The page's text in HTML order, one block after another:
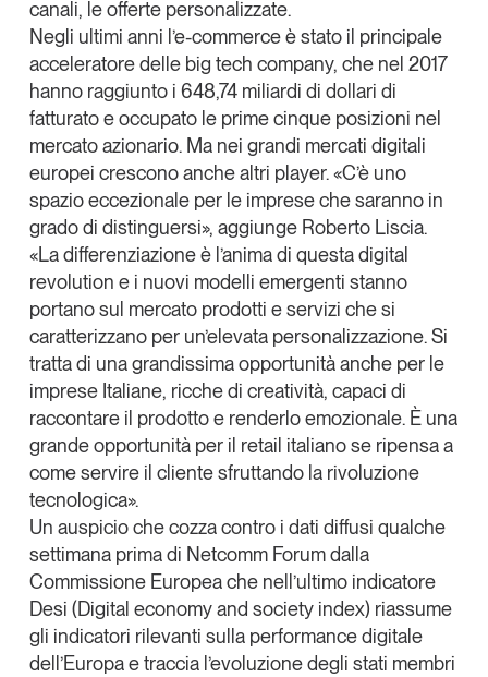
canali, le offerte personalizzate.
Negli ultimi anni l’e-commerce è stato il principale
acceleratore delle big tech company, che nel 2017
hanno raggiunto i 648,74 miliardi di dollari di
fatturato e occupato le prime cinque posizioni nel
mercato azionario. Ma nei grandi mercati digitali
europei crescono anche altri player. «C’è uno
spazio eccezionale per le imprese che saranno in
grado di distinguersi», aggiunge Roberto Liscia.
«La differenziazione è l’anima di questadigital
revolution e i nuovi modelli emergenti stanno
portano sul mercato prodotti e servizi che si
caratterizzano per un’elevata personalizzazione. Si
tratta di una grandissima opportunità anche per le
imprese Italiane, ricche di creatività, capaci di
raccontare il prodotto e renderlo emozionale. È una
grande opportunità per il retail italiano se ripensa a
come servire il cliente sfruttando la rivoluzione
tecnologica».
Un auspicio che cozza contro i dati diffusi qualche
settimana prima di Netcomm Forum dalla
Commissione Europeache nell’ultimo indicatore
Desi (Digital economy and society index) riassume
gli indicatori rilevanti sulla performance digitale
dell’Europa e traccia l’evoluzione degli stati membri